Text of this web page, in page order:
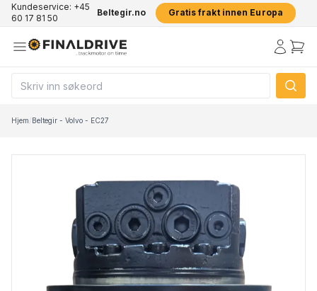
Kundeservice: +45
60 17 81 50
Beltegir.no Gratis frakt innen Europa
Hjem/Beltegir - Volvo - EC27